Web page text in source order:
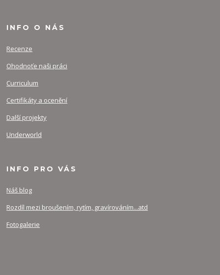
INFO O NÁS
Recenze
Ohodnoťe naši práci
Curriculum
Certifikáty a ocenění
Další projekty
Underworld
INFO PRO VÁS
Náš blog
Rozdíl mezi broušením, rytím, gravírováním...atd
Fotogalerie